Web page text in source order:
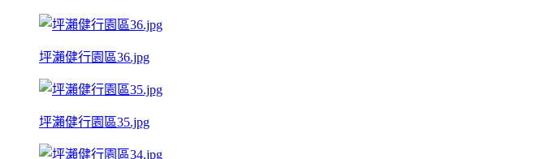
坪瀨健行園區36.jpg
坪瀨健行園區35.jpg